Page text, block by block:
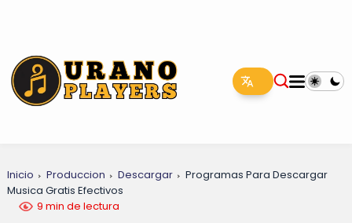
Inicio Produccion Descargar
Programas Para Descargar
Musica Gratis Efectivos
9 min de lectura